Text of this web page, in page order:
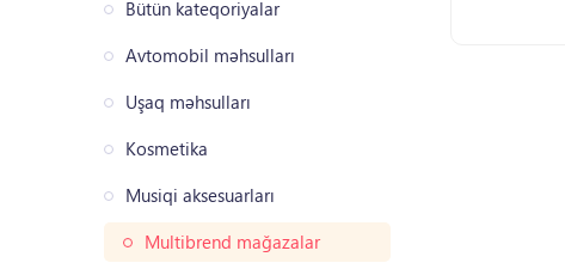
Bütün kateqoriyalar
Avtomobil məhsulları
Uşaq məhsulları
Kosmetika
Musiqi aksesuarları
Multibrend mağazalar